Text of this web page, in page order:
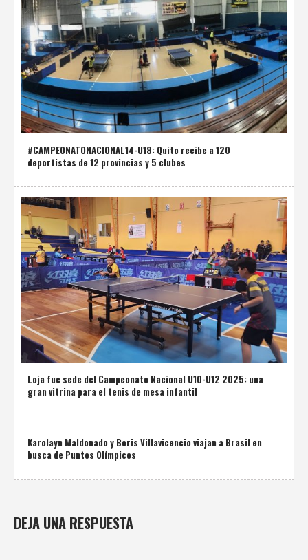
#CAMPEONATONACIONAL14-U18: Quito recibe a 120
deportistas de 12 provincias y 5 clubes
Loja fue sede del Campeonato Nacional U10-U12 2025: una
gran vitrina para el tenis de mesa infantil
Karolayn Maldonado y Boris Villavicencio viajan a Brasil en
busca de Puntos Olímpicos
DEJA UNA RESPUESTA